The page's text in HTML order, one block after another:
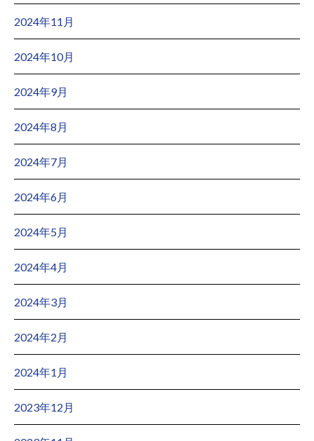
2024年11月
2024年10月
2024年9月
2024年8月
2024年7月
2024年6月
2024年5月
2024年4月
2024年3月
2024年2月
2024年1月
2023年12月